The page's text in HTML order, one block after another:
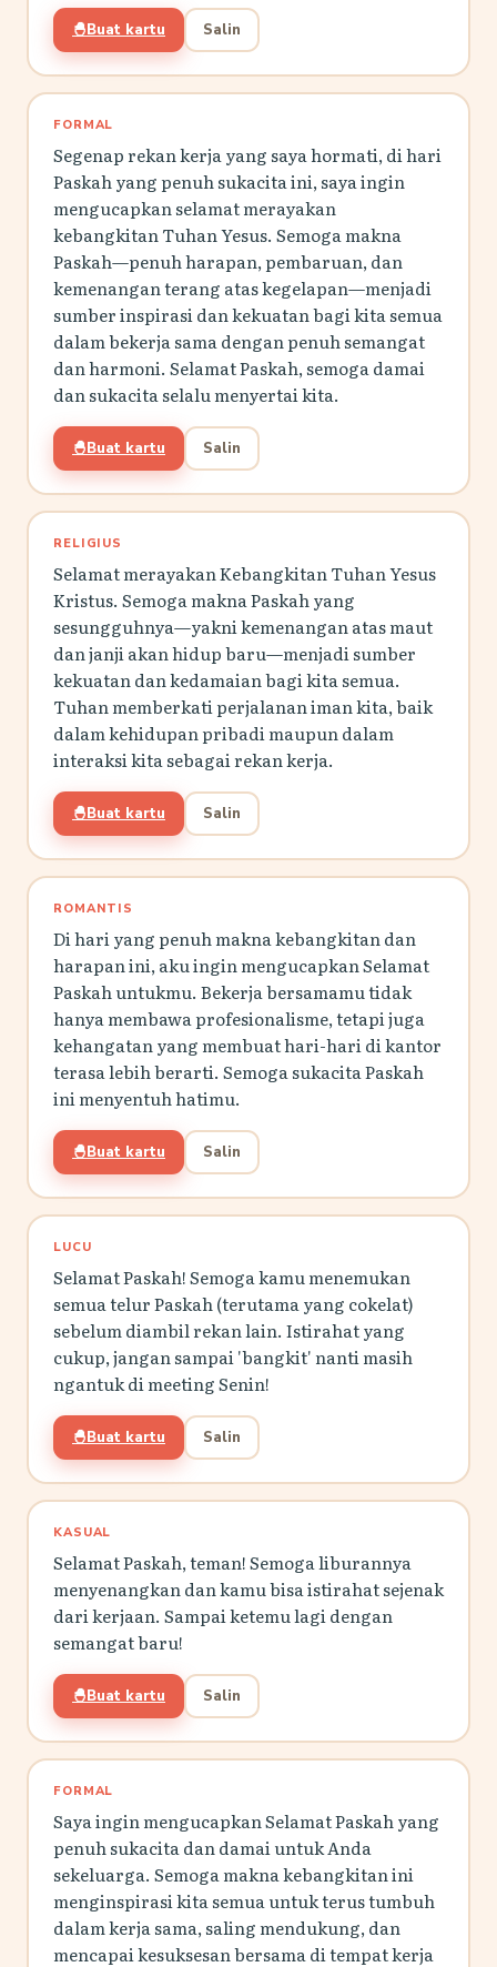
🐣Buat kartu Salin
FORMAL
Segenap rekan kerja yang saya hormati, di hari
Paskah yang penuh sukacita ini, saya ingin
mengucapkan selamat merayakan
kebangkitan Tuhan Yesus. Semoga makna
Paskah—penuh harapan, pembaruan, dan
kemenangan terang atas kegelapan—menjadi
sumber inspirasi dan kekuatan bagi kita semua
dalam bekerja sama dengan penuh semangat
dan harmoni. Selamat Paskah, semoga damai
dan sukacita selalu menyertai kita.
🐣Buat kartu Salin
RELIGIUS
Selamat merayakan Kebangkitan Tuhan Yesus
Kristus. Semoga makna Paskah yang
sesungguhnya—yakni kemenangan atas maut
dan janji akan hidup baru—menjadi sumber
kekuatan dan kedamaian bagi kita semua.
Tuhan memberkati perjalanan iman kita, baik
dalam kehidupan pribadi maupun dalam
interaksi kita sebagai rekan kerja.
🐣Buat kartu Salin
ROMANTIS
Di hari yang penuh makna kebangkitan dan
harapan ini, aku ingin mengucapkan Selamat
Paskah untukmu. Bekerja bersamamu tidak
hanya membawa profesionalisme, tetapi juga
kehangatan yang membuat hari-hari di kantor
terasa lebih berarti. Semoga sukacita Paskah
ini menyentuh hatimu.
🐣Buat kartu Salin
LUCU
Selamat Paskah! Semoga kamu menemukan
semua telur Paskah (terutama yang cokelat)
sebelum diambil rekan lain. Istirahat yang
cukup, jangan sampai 'bangkit' nanti masih
ngantuk di meeting Senin!
🐣Buat kartu Salin
KASUAL
Selamat Paskah, teman! Semoga liburannya
menyenangkan dan kamu bisa istirahat sejenak
dari kerjaan. Sampai ketemu lagi dengan
semangat baru!
🐣Buat kartu Salin
FORMAL
Saya ingin mengucapkan Selamat Paskah yang
penuh sukacita dan damai untuk Anda
sekeluarga. Semoga makna kebangkitan ini
menginspirasi kita semua untuk terus tumbuh
dalam kerja sama, saling mendukung, dan
mencapai kesuksesan bersama di tempat kerja